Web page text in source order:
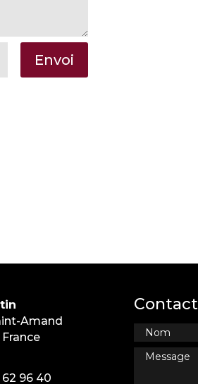
Envoi
Amand
France
96 40
Contact